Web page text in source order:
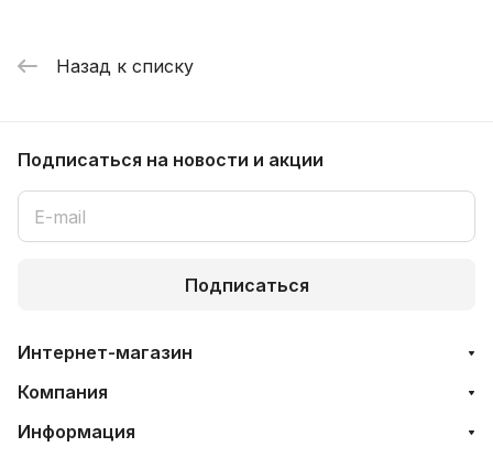
Назад к списку
Подписаться на новости и акции
Подписаться
Интернет-магазин
Компания
Информация